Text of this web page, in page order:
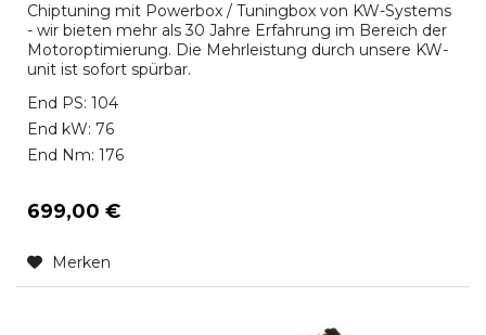
Chiptuning mit Powerbox / Tuningbox von KW-Systems
- wir bieten mehr als 30 Jahre Erfahrung im Bereich der
Motoroptimierung. Die Mehrleistung durch unsere KW-
unit ist sofort spürbar.
End PS: 104
End kW: 76
End Nm: 176
699,00 €
Merken